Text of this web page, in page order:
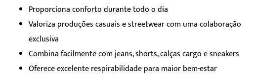
Proporciona conforto durante todo o dia
Valoriza produções casuais e streetwear com uma colaboração
exclusiva
Combina facilmente com jeans, shorts, calças cargo e sneakers
Oferece excelente respirabilidade para maior bem-estar